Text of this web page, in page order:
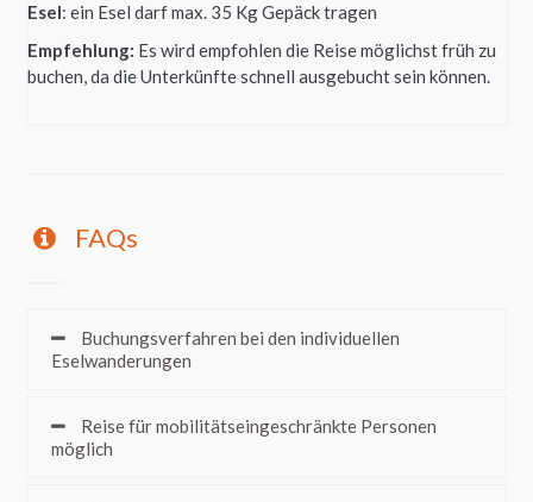
Esel: ein Esel darf max. 35 Kg Gepäck tragen
Empfehlung: Es wird empfohlen die Reise möglichst früh zu
buchen, da die Unterkünfte schnell ausgebucht sein können.
FAQs
Buchungsverfahren bei den individuellen
Eselwanderungen
Reise für mobilitätseingeschränkte Personen
möglich